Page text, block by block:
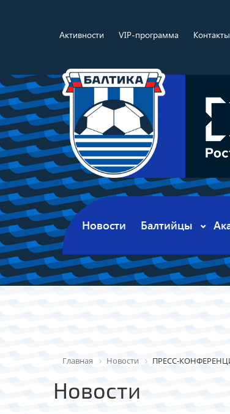
Активности VIP-программа Контакты
Новости Балтийцы
Главная Новости ПРЕСС-
Новости